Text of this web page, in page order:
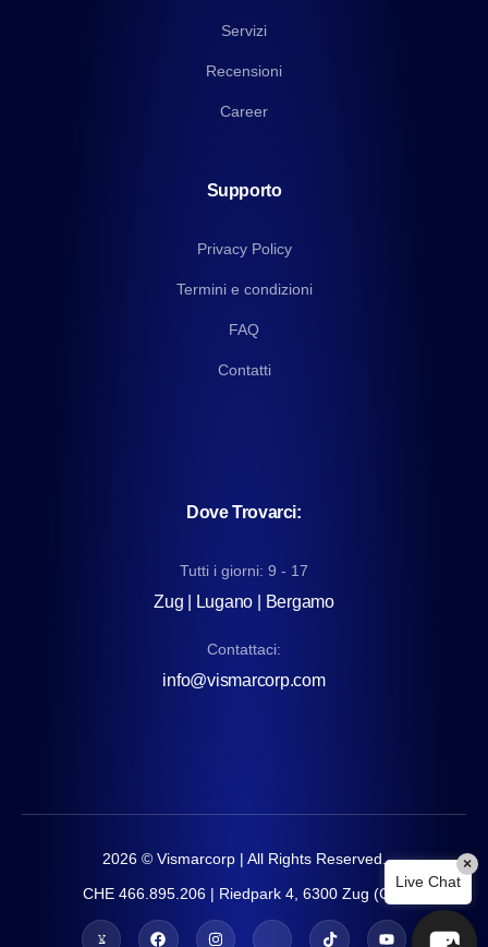
Servizi
Recensioni
Career
Supporto
Privacy Policy
Termini e condizioni
FAQ
Contatti
Dove Trovarci:
Tutti i giorni: 9 - 17
Zug | Lugano | Bergamo
Contattaci:
info@vismarcorp.com
2026© Vismarcorp | All Rights Reserved.
CHE 466.895.206 | Riedpark 4, 6300 Zug (CH)
Live Chat
×